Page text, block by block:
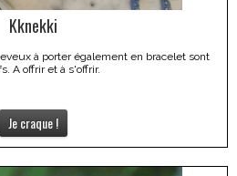
Kknekki
à porter également en bracelet sont
A offrir et à s'offrir.
Je craque !